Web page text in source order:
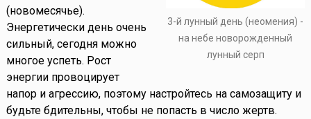
3-й лунный день (неомения) -
на небе новорожденный
лунный серп
(новомесячье).
Энергетически день очень
сильный, сегодня можно
многое успеть. Рост
энергии провоцирует
напор и агрессию, поэтому настройтесь на самозащиту и
будьте бдительны, чтобы не попасть в число жертв.